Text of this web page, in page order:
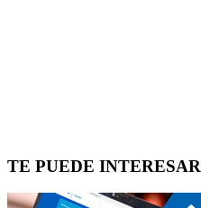
TE PUEDE INTERESAR